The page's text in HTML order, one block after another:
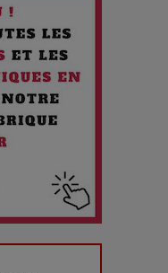
: une plongée dans un
célèbre ses 30
désastre écologique en